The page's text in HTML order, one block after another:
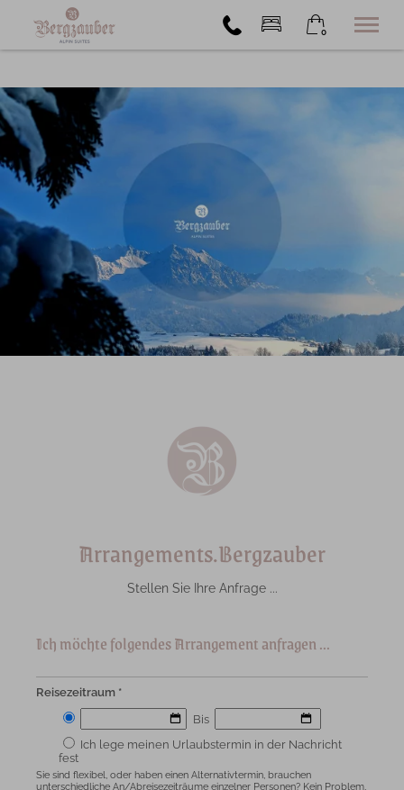
Alpin Suites
Buchen
Extras
Angebote
Kontakt
+49 176 72756108
0
Arrangements.Bergzauber
Stellen Sie Ihre Anfrage ...
Ich möchte folgendes Arrangement anfragen ...
Reisezeitraum *
Bis
Ich lege meinen Urlaubstermin in der Nachricht
fest
Sie sind flexibel, oder haben einen Alternativtermin, brauchen
unterschiedliche An/Abreisezeiträume einzelner Personen? Kein Problem,